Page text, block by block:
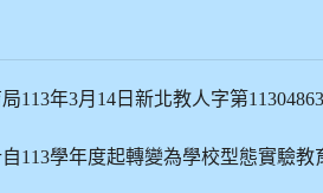
113年3月14日新北教人字第
113學年度起轉變為學校型態實驗